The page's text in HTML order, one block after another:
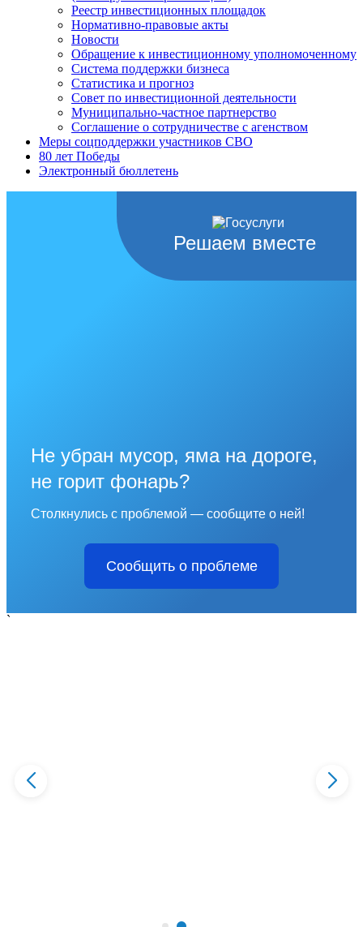
Реестр инвестиционных площадок
Нормативно-правовые акты
Новости
Обращение к инвестиционному уполномоченному
Система поддержки бизнеса
Статистика и прогноз
Совет по инвестиционной деятельности
Муниципально-частное партнерство
Соглашение о сотрудничестве с агенством
Меры соцподдержки участников СВО
80 лет Победы
Электронный бюллетень
Решаем вместе
Не убран мусор, яма на дороге,
не горит фонарь?
Столкнулись с проблемой — сообщите о ней!
Сообщить о проблеме
`